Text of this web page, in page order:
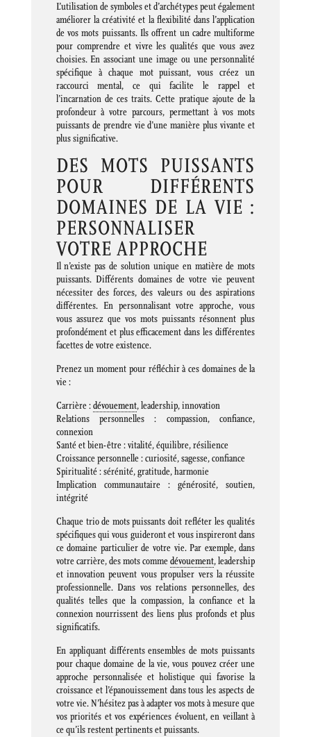
L’utilisation de symboles et d’archétypes peut également
améliorer la créativité et la flexibilité dans l’application
de vos mots puissants. Ils offrent un cadre multiforme
pour comprendre et vivre les qualités que vous avez
choisies. En associant une image ou une personnalité
spécifique à chaque mot puissant, vous créez un
raccourci mental, ce qui facilite le rappel et
l’incarnation de ces traits. Cette pratique ajoute de la
profondeur à votre parcours, permettant à vos mots
puissants de prendre vie d’une manière plus vivante et
plus significative.
DES MOTS PUISSANTS
POUR DIFFÉRENTS
DOMAINES DE LA VIE :
PERSONNALISER
VOTRE APPROCHE
Il n’existe pas de solution unique en matière de mots
puissants. Différents domaines de votre vie peuvent
nécessiter des forces, des valeurs ou des aspirations
différentes. En personnalisant votre approche, vous
vous assurez que vos mots puissants résonnent plus
profondément et plus efficacement dans les différentes
facettes de votre existence.
Prenez un moment pour réfléchir à ces domaines de la
vie :
Carrière :dévouement, leadership, innovation
Relations personnelles : compassion, confiance,
connexion
Santé et bien-être : vitalité, équilibre, résilience
Croissance personnelle : curiosité, sagesse, confiance
Spiritualité : sérénité, gratitude, harmonie
Implication communautaire : générosité, soutien,
intégrité
Chaque trio de mots puissants doit refléter les qualités
spécifiques qui vous guideront et vous inspireront dans
ce domaine particulier de votre vie. Par exemple, dans
votre carrière, des mots commedévouement, leadership
et innovation peuvent vous propulser vers la réussite
professionnelle. Dans vos relations personnelles, des
qualités telles que la compassion, la confiance et la
connexion nourrissent des liens plus profonds et plus
significatifs.
En appliquant différents ensembles de mots puissants
pour chaque domaine de la vie, vous pouvez créer une
approche personnalisée et holistique qui favorise la
croissance et l’épanouissement dans tous les aspects de
votre vie. N’hésitez pas à adapter vos mots à mesure que
vos priorités et vos expériences évoluent, en veillant à
ce qu’ils restent pertinents et puissants.